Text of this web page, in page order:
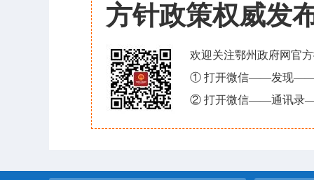
方针政策权威发
欢迎关注鄂州政府网官
① 打开微信——发现——
② 打开微信——通讯录